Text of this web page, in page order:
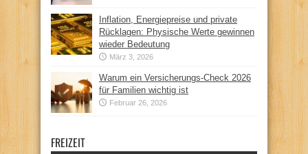
Inflation, Energiepreise und private
Rücklagen: Physische Werte gewinnen
wieder Bedeutung
März 3, 2026
Warum ein Versicherungs-Check 2026
für Familien wichtig ist
Februar 26, 2026
FREIZEIT